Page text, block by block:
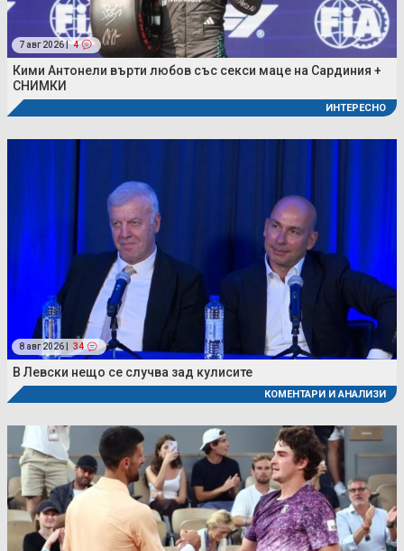
7 авг 2026 | 4
Кими Антонели върти любов със секси маце на Сардиния +
СНИМКИ
ИНТЕРЕСНО
8 авг 2026 | 34
В Левски нещо се случва зад кулисите
КОМЕНТАРИ И АНАЛИЗИ